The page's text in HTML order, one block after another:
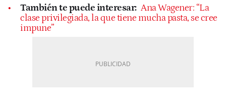
También te puede interesar: Ana Wagener: “La
clase privilegiada, la que tiene mucha pasta, se cree
impune”